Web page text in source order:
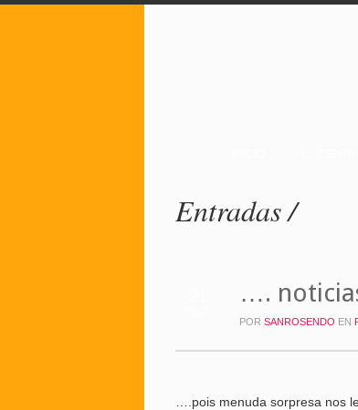
Entradas /
….
POR SANROSENDO EN
….pois menuda sorpresa nos